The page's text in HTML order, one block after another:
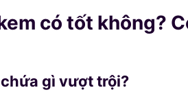
có tốt không?
gì vượt trội?